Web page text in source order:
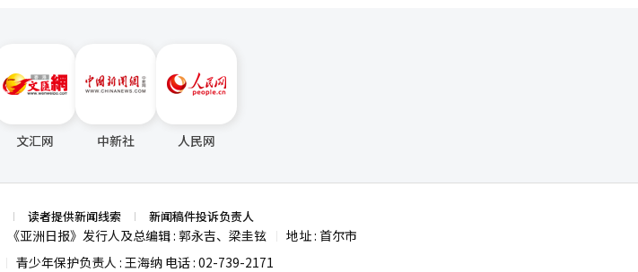
文汇网 中新社 人民网
读者提供新闻线索 新闻稿件投诉负责人
《亚洲日报》发行人及总编辑 : 郭永吉、梁圭铉
地址 : 首尔市
青少年保护负责人 : 王海纳 电话 : 02-739-2171